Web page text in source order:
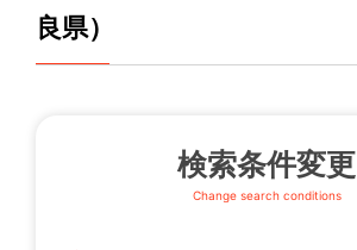
良県）
検索条件変更
Change search conditions